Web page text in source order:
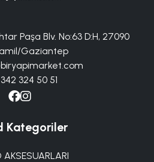
Paşa Blv. No:63 D:H, 27090
Gaziantep
324 50 51
Kategoriler
AKSESUARLARI